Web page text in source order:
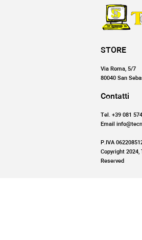
STORE
Via Roma, 5/7
80040 San
Contatti
Tel. +39 081
Email
P.IVA
Copyright 2024,
Reserved